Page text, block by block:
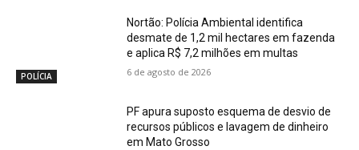
POLÍCIA
Nortão: Polícia Ambiental identifica
desmate de 1,2 mil hectares em fazenda
e aplica R$ 7,2 milhões em multas
6 de agosto de 2026
PF apura suposto esquema de desvio de
recursos públicos e lavagem de dinheiro
em Mato Grosso